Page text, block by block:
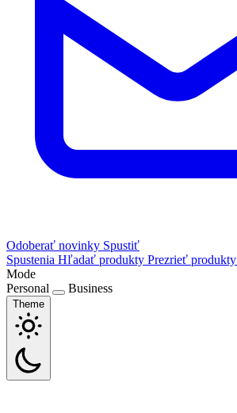
Odoberať novinky Spustiť
Spustenia Hľadať produkty Prezrieť produkty
Mode
Personal
Business
Theme